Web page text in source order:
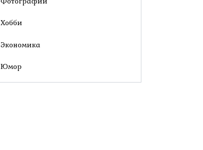
Хобби
Экономика
Юмор